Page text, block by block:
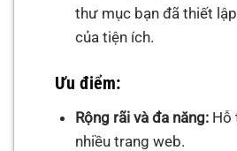
thư mục bạn đã thiết
của tiện ích.
Ưu điểm:
Rộng rãi và đa năng:Hỗ
nhiều trang web.